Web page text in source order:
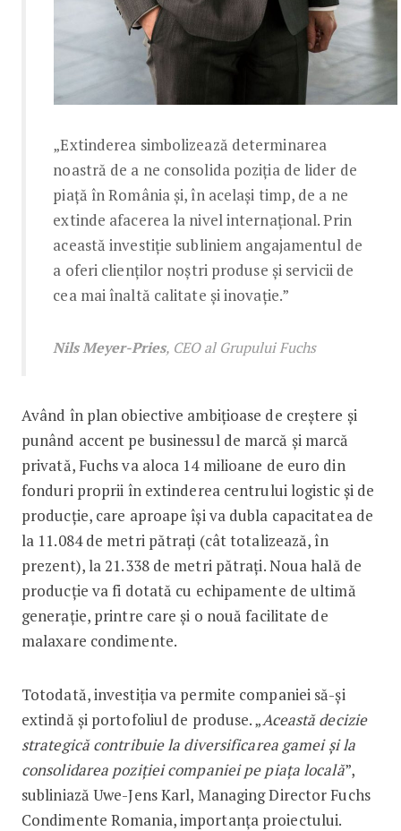
„Extinderea simbolizează determinarea
noastră de a ne consolida poziția de lider de
piață în România și, în același timp, de a ne
extinde afacerea la nivel internațional. Prin
această investiție subliniem angajamentul de
a oferi clienților noștri produse și servicii de
cea mai înaltă calitate și inovație.”
Nils Meyer-Pries, CEO al Grupului Fuchs
Având în plan obiective ambițioase de creștere și
punând accent pe businessul de marcă și marcă
privată, Fuchs va aloca 14 milioane de euro din
fonduri proprii în extinderea centrului logistic și de
producție, care aproape își va dubla capacitatea de
la 11.084 de metri pătrați (cât totalizează, în
prezent), la 21.338 de metri pătrați. Noua hală de
producție va fi dotată cu echipamente de ultimă
generație, printre care și o nouă facilitate de
malaxare condimente.
Totodată, investiția va permite companiei să-și
extindă și portofoliul de produse. „Această decizie
strategică contribuie la diversificarea gamei și la
consolidarea poziției companiei pe piața locală”,
subliniază Uwe-Jens Karl, Managing Director Fuchs
Condimente Romania, importanța proiectului.